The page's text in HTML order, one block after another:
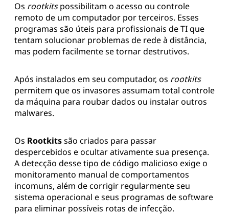
Os rootkitspossibilitam o acesso ou controle
remoto de um computador por terceiros. Esses
programas são úteis para profissionais de TI que
tentam solucionar problemas de rede à distância,
mas podem facilmente se tornar destrutivos.
Após instalados em seu computador, os rootkits
permitem que os invasores assumam total controle
da máquina para roubar dados ou instalar outros
malwares.
Os Rootkitssão criados para passar
despercebidos e ocultar ativamente sua presença.
A detecção desse tipo de código malicioso exige o
monitoramento manual de comportamentos
incomuns, além de corrigir regularmente seu
sistema operacional e seus programas de software
para eliminar possíveis rotas de infecção.